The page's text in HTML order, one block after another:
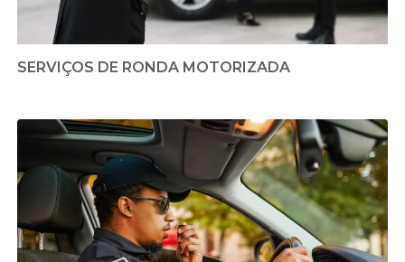
SERVIÇOS DE RONDA MOTORIZADA